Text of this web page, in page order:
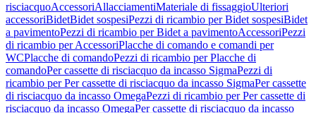
risciacquoAccessoriAllacciamentiMateriale di fissaggioUlteriori
accessoriBidetBidet sospesiPezzi di ricambio per Bidet sospesiBidet
a pavimentoPezzi di ricambio per Bidet a pavimentoAccessoriPezzi
di ricambio per AccessoriPlacche di comando e comandi per
WCPlacche di comandoPezzi di ricambio per Placche di
comandoPer cassette di risciacquo da incasso SigmaPezzi di
ricambio per Per cassette di risciacquo da incasso SigmaPer cassette
di risciacquo da incasso OmegaPezzi di ricambio per Per cassette di
risciacquo da incasso OmegaPer cassette di risciacquo da incasso